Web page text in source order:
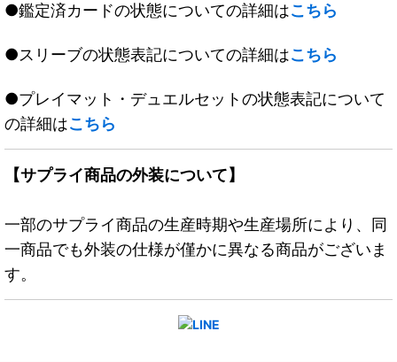
●鑑定済カードの状態についての詳細はこちら
●スリーブの状態表記についての詳細はこちら
●プレイマット・デュエルセットの状態表記について
の詳細はこちら
【サプライ商品の外装について】
一部のサプライ商品の生産時期や生産場所により、同
一商品でも外装の仕様が僅かに異なる商品がございま
す。